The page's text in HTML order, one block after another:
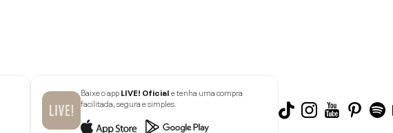
Baixe o appLIVE! Oficiale tenha uma compra
facilitada, segura e simples.